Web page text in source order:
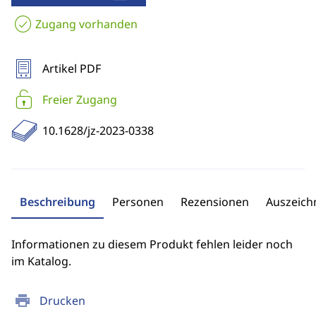
print Drucken
Zugang vorhanden
Artikel PDF
Freier Zugang
10.1628/jz-2023-0338
Beschreibung Personen Rezensionen
Informationen zu diesem Produkt fehlen leider noch
im Katalog.